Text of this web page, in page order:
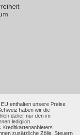
enthalten unsere Preise
haben wir die
daher nur den im
lediglich
zusätzliche Zölle, Steuern